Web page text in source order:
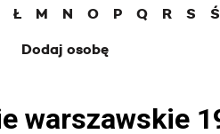
Ł M N O P Q R S Ś
Dodaj osobę